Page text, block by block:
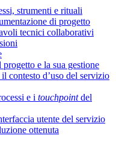
strumenti e rituali
di progetto
tecnici collaborativi
e la sua gestione
contesto d’uso del servizio
e i touchpointdel
utente del servizio
ottenuta